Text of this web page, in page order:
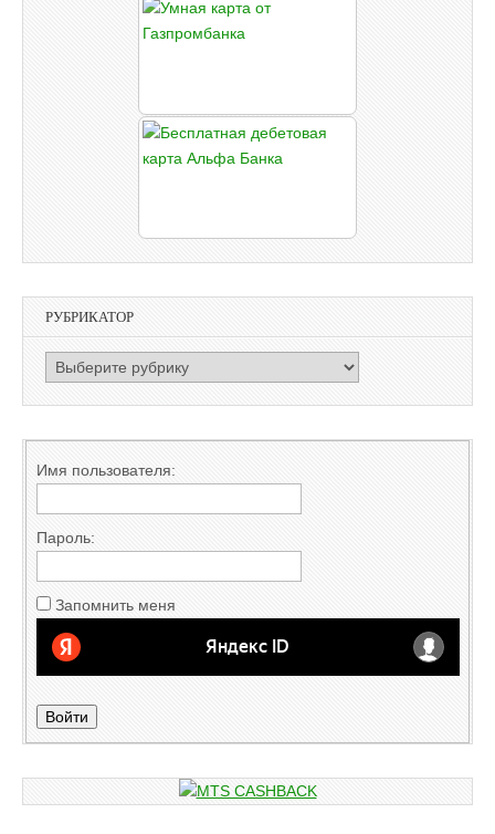
РУБРИКАТОР
РУБРИКАТОР
Имя пользователя:
Пароль:
Запомнить меня
Войти